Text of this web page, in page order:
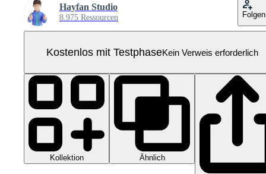
Hayfan Studio
8.975 Ressourcen Folgen
Kostenlos mit TestphaseKein Verweis erforderlich
Kollektion Ähnlich